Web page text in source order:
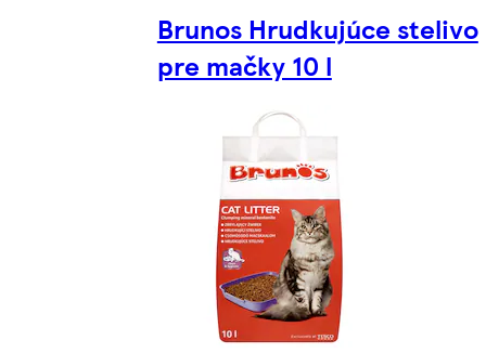
Brunos Hrudkujúce stelivo
pre mačky 10 l